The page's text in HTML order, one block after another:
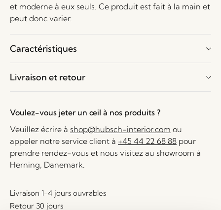
et moderne à eux seuls. Ce produit est fait à la main et
peut donc varier.
Caractéristiques
Livraison et retour
Voulez-vous jeter un œil à nos produits ?
Veuillez écrire à shop@hubsch-interior.com ou
appeler notre service client à +45 44 22 68 88 pour
prendre rendez-vous et nous visitez au showroom à
Herning, Danemark.
Livraison 1-4 jours ouvrables
Retour 30 jours